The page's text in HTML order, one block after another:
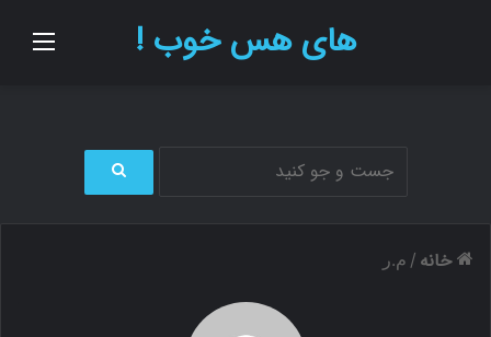
های هس خوب !
ج
خانه / م.ر